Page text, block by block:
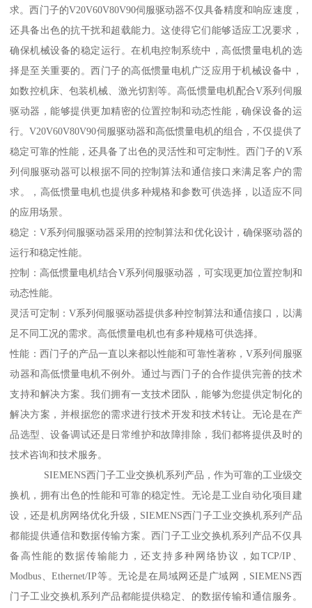
求。西门子的V20V60V80V90伺服驱动器不仅具备精度和响应速度，
还具备出色的抗干扰和超载能力。这使得它们能够适应工况要求，
确保机械设备的稳定运行。在机电控制系统中，高低惯量电机的选
择是至关重要的。西门子的高低惯量电机广泛应用于机械设备中，
如数控机床、包装机械、激光切割等。高低惯量电机配合V系列伺服
驱动器，能够提供更加精密的位置控制和动态性能，确保设备的运
行。V20V60V80V90伺服驱动器和高低惯量电机的组合，不仅提供了
稳定可靠的性能，还具备了出色的灵活性和可定制性。西门子的V系
列伺服驱动器可以根据不同的控制算法和通信接口来满足客户的需
求。，高低惯量电机也提供多种规格和参数可供选择，以适应不同
的应用场景。
稳定：V系列伺服驱动器采用的控制算法和优化设计，确保驱动器的
运行和稳定性能。
控制：高低惯量电机结合V系列伺服驱动器，可实现更加位置控制和
动态性能。
灵活可定制：V系列伺服驱动器提供多种控制算法和通信接口，以满
足不同工况的需求。高低惯量电机也有多种规格可供选择。
性能：西门子的产品一直以来都以性能和可靠性著称，V系列伺服驱
动器和高低惯量电机不例外。通过与西门子的合作提供完善的技术
支持和解决方案。我们拥有一支技术团队，能够为您提供定制化的
解决方案，并根据您的需求进行技术开发和技术转让。无论是在产
品选型、设备调试还是日常维护和故障排除，我们都将提供及时的
技术咨询和技术服务。
SIEMENS西门子工业交换机系列产品，作为可靠的工业级交
换机，拥有出色的性能和可靠的稳定性。无论是工业自动化项目建
设，还是机房网络优化升级，SIEMENS西门子工业交换机系列产品
都能提供通信和数据传输方案。西门子工业交换机系列产品不仅具
备高性能的数据传输能力，还支持多种网络协议，如TCP/IP、
Modbus、Ethernet/IP等。无论是在局域网还是广域网，SIEMENS西
门子工业交换机系列产品都能提供稳定、的数据传输和通信服务。